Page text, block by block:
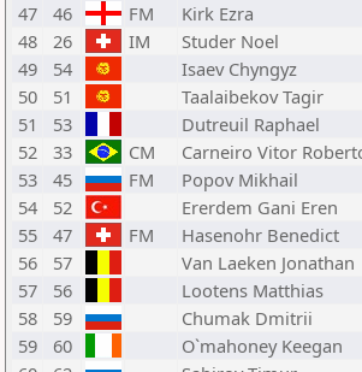
47
46 FM Kirk Ezra
48
26 IM Studer Noel
49
54 Isaev Chyngyz
50
51 Taalaibekov Tagir
51
53 Dutreuil Raphael
52
33 CM Carneiro Vitor
53
45 FM Popov Mikhail
54
52 Ererdem Gani Eren
55
47 FM Hasenohr Benedict
56
57 Van Laeken Jonathan
57
56 Lootens Matthias
58
59 Chumak Dmitrii
59
60 O`mahoney Keegan